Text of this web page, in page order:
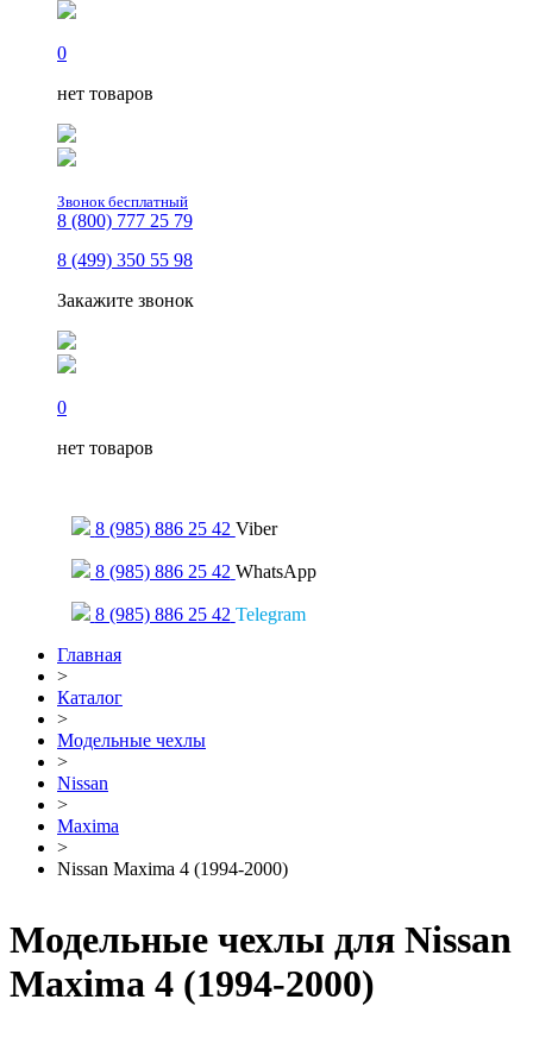
0
нет товаров
Звонок бесплатный
8 (800) 777 25 79
8 (499) 350 55 98
Закажите звонок
0
нет товаров
8 (985) 886 25 42 Viber
8 (985) 886 25 42 WhatsApp
8 (985) 886 25 42 Telegram
Главная
>
Каталог
>
Модельные чехлы
>
Nissan
>
Maxima
>
Nissan Maxima 4 (1994-2000)
Модельные чехлы для Nissan
Maxima 4 (1994-2000)